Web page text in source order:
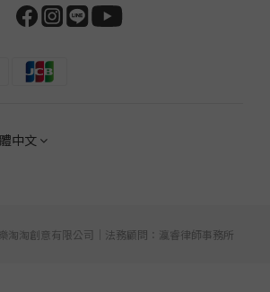
中文
淘創意有限公司｜法務顧問：瀛睿律師事務所